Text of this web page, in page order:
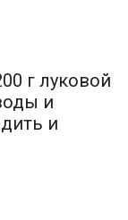
г луковой
и
и